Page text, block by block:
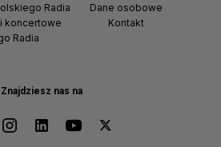
Znajdziesz nas na
Radia
koncertowe
Radia
Dane osobowe
Kontakt